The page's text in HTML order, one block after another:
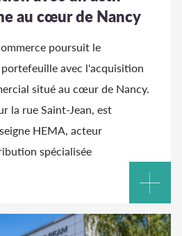
au cœur de Nancy
poursuit le
avec l'acquisition
situé au cœur de Nancy.
la rue Saint-Jean, est
HEMA, acteur
spécialisée